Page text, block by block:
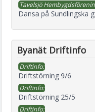
Tavelsjö
Dansa på Sundlingska
Byanät Driftinfo
Driftinfo:
Driftstörning 9/6
Driftinfo:
Driftstörning 25/5
Driftinfo: